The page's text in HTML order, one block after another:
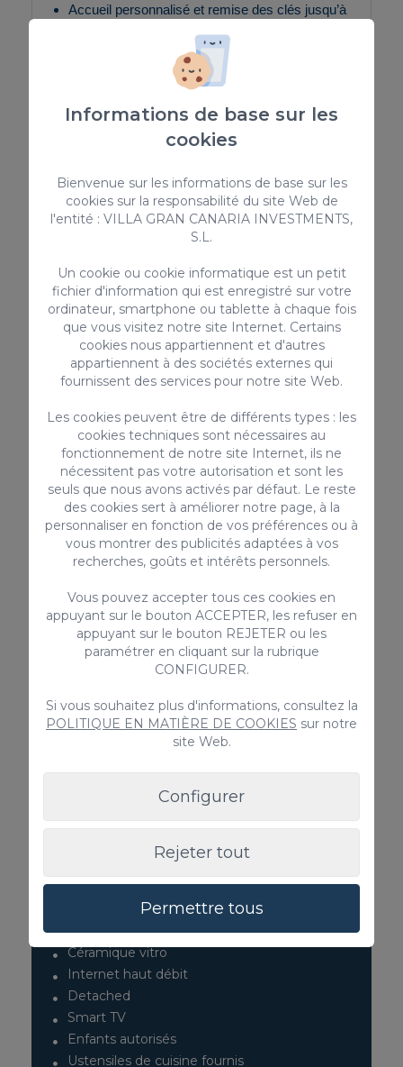
Accueil personnalisé et remise des clés jusqu’à
Service de nettoyage hebdomadaire (pour les
séjours de plus de 7 nuits), incluant le
changement du linge de lit et des serviettes.
Lit bébé et chaise haute disponibles sur
Conditions
Immeuble résidentiel : les fêtes, événements ou
ou voisins sont strictement interdits.
Le dépassement du nombre de personnes
confirmé est strictement interdit (sauf
autorisation préalable).
Il est interdit de fumer à l’intérieur du logement. Il
terrasses ouvertes.
Animaux non admis.
Undépôt de garantie remboursable de1000€
est requis.
Nous recommandons de signaler tout dommage
préexistant lors de l’arrivée.
Le non-respect des règles de la maison peut
entraîner la perte du dépôt de garantie.
Informations de location vérifiées :
Code de licence touristique :
VV-35-1-0024799
ESFCTU0000350120005337810000000000000VV-
ÉQUIPEMENT
Céramique vitro
Internet haut débit
Detached
Smart TV
Enfants autorisés
Ustensiles de cuisine fournis
Informations de base sur les
cookies
Bienvenue sur les informations de base sur les
cookies sur la responsabilité du site Web de
l'entité : VILLA GRAN CANARIA INVESTMENTS,
S.L.
Un cookie ou cookie informatique est un petit
fichier d'information qui est enregistré sur votre
ordinateur, smartphone ou tablette à chaque fois
que vous visitez notre site Internet. Certains
cookies nous appartiennent et d'autres
appartiennent à des sociétés externes qui
fournissent des services pour notre site Web.
Les cookies peuvent être de différents types : les
cookies techniques sont nécessaires au
fonctionnement de notre site Internet, ils ne
nécessitent pas votre autorisation et sont les
seuls que nous avons activés par défaut. Le reste
des cookies sert à améliorer notre page, à la
personnaliser en fonction de vos préférences ou à
vous montrer des publicités adaptées à vos
recherches, goûts et intérêts personnels.
Vous pouvez accepter tous ces cookies en
appuyant sur le bouton ACCEPTER, les refuser en
appuyant sur le bouton REJETER ou les
paramétrer en cliquant sur la rubrique
CONFIGURER.
Si vous souhaitez plus d'informations, consultez la
POLITIQUE EN MATIÈRE DE COOKIES sur notre
site Web.
Configurer
Rejeter tout
Permettre tous